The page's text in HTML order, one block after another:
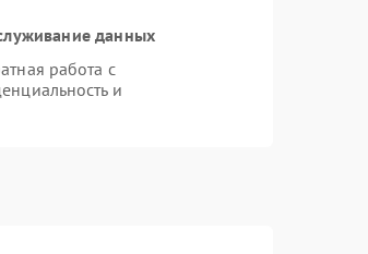
данных
работа с
и